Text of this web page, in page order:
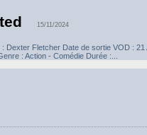
15/11/2024
: Dexter Fletcher Date de sortie VOD :
: Action - Comédie Durée :...